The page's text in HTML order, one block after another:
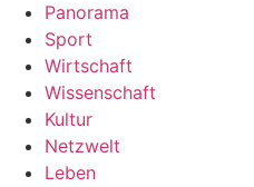
Panorama
Sport
Wirtschaft
Wissenschaft
Kultur
Netzwelt
Leben